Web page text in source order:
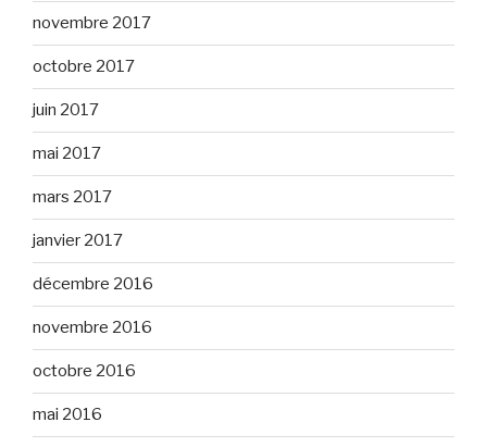
novembre 2017
octobre 2017
juin 2017
mai 2017
mars 2017
janvier 2017
décembre 2016
novembre 2016
octobre 2016
mai 2016